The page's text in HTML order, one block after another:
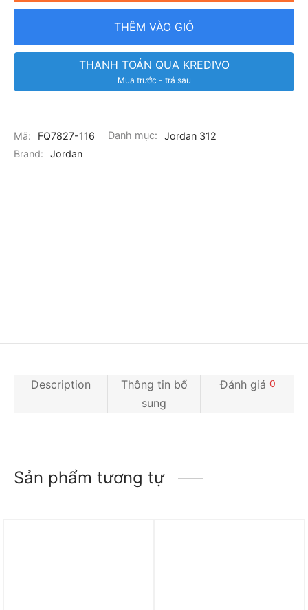
THÊM VÀO GIỎ
THANH TOÁN QUA KREDIVO
Mua trước - trả sau
Mã: FQ7827-116 Danh mục:
Jordan 312
Brand:
Jordan
Description
Thông tin bổ
sung
Đánh giá 0
Sản phẩm tương tự